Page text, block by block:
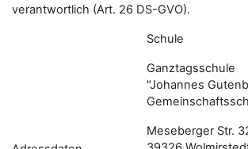
verantwortlich (Art. 26 DS-GVO).
Schule
Ganztagsschule
"Johannes
Meseberger Str.